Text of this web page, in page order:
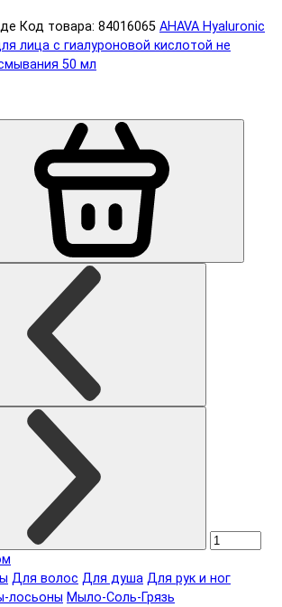
Код товара: 84016065 AHAVA Hyaluronic
лица с гиалуроновой кислотой не
50 мл
Для волос Для душа Для рук и ног
лосьоны Мыло-Соль-Грязь